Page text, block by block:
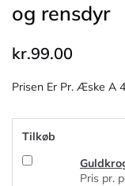
og rensdyr
kr.99.00
Prisen Er Pr. Æske A
Tilkøb
Pris pr.